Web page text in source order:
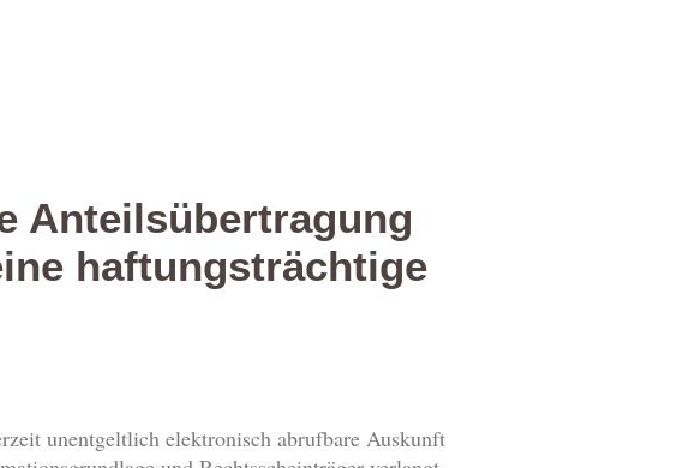
Anteilsübertragung
haftungsträchtige
unentgeltlich elektronisch abrufbare Auskunft